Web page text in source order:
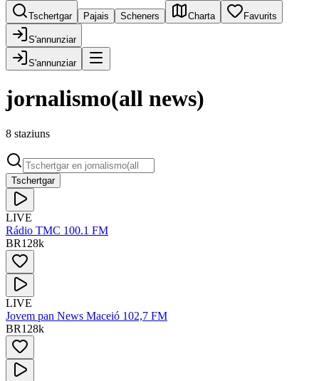
Tschertgar Pajais Scheners Charta Favurits
S'annunziar
S'annunziar
jornalismo(all news)
8 staziuns
Tschertgar
LIVE
Rádio TMC 100.1 FM
BR128k
LIVE
Jovem pan News Maceió 102,7 FM
BR128k